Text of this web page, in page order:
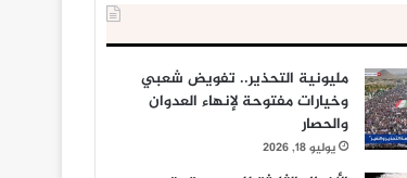
مليونية التحذير.. تفويض شعبي
وخيارات مفتوحة لإنهاء العدوان
والحصار
يوليو 18, 2026